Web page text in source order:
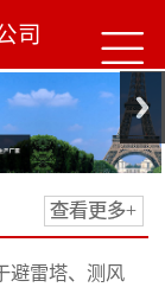

司
查看更多+
避雷塔、测风